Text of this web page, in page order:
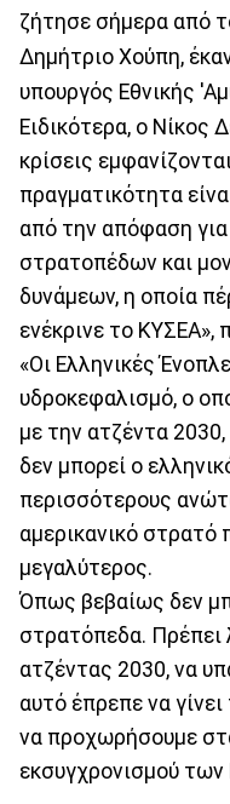
ζήτησε σήμερα από
Δημήτριο Χούπη,
υπουργός Εθνικής
Ειδικότερα, ο Νίκος
κρίσεις
πραγματικότητα
από την απόφαση
στρατοπέδων και
δυνάμεων, η οποία
ενέκρινε το ΚΥΣΕΑ»,
«Οι Ελληνικές
υδροκεφαλισμό, ο
με την ατζέντα
δεν μπορεί ο
περισσότερους
αμερικανικό στρατό
μεγαλύτερος.
Όπως βεβαίως δεν
στρατόπεδα. Πρέπει
ατζέντας 2030, να
αυτό έπρεπε να
να προχωρήσουμε
εκσυγχρονισμού